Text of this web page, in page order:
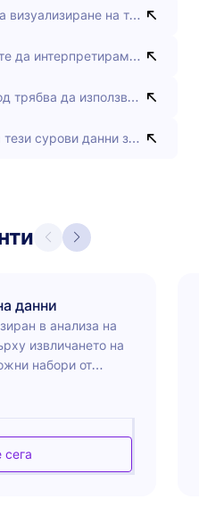
визуализиране на този набор
интерпретирам тези
трябва да използвам за тези
сурови данни за анализ?
данни
в анализа на
извличането на
набори от
е оборудван
и
сега